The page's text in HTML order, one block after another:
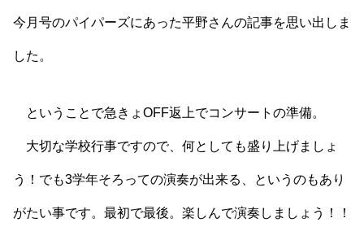
今月号のパイパーズにあった平野さんの記事を思い出しま
した。
ということで急きょOFF返上でコンサートの準備。
大切な学校行事ですので、何としても盛り上げましょ
う！でも3学年そろっての演奏が出来る、というのもあり
がたい事です。最初で最後。楽しんで演奏しましょう！！